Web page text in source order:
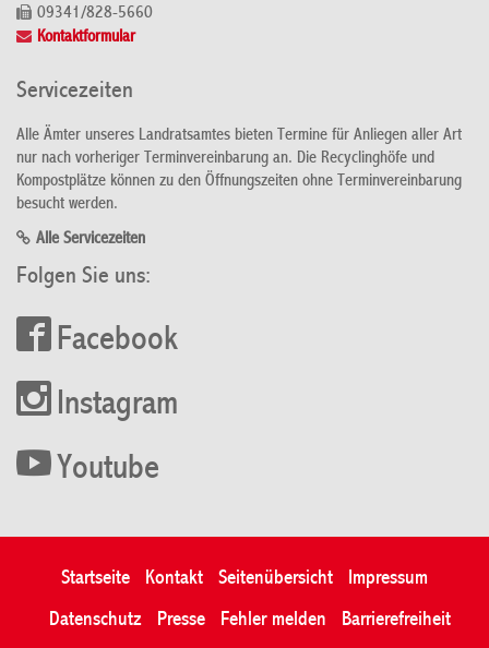
09341/828-5660
Kontaktformular
Servicezeiten
Alle Ämter unseres Landratsamtes bieten Termine für Anliegen aller Art
nur nach vorheriger Terminvereinbarung an. Die Recyclinghöfe und
Kompostplätze können zu den Öffnungszeiten ohne Terminvereinbarung
besucht werden.
Alle Servicezeiten
Folgen Sie uns:
Facebook
Instagram
Youtube
Startseite Kontakt Seitenübersicht
Impressum
Datenschutz
Presse Fehler melden Barrierefreiheit